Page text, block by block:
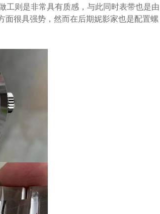
工则是非常具有质感，与此同时表带也是由
很具强势，然而在后期妮影家也是配置螺